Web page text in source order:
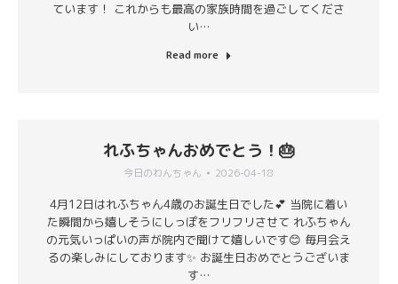
ています！ これからも最高の家族時間を過ごしてくださ
い…
Read more
れふちゃんおめでとう！🎂
今日のわんちゃん 2026-04-18
4月12日はれふちゃん4歳のお誕生日でした💕 当院に着い
た瞬間から嬉しそうにしっぽをフリフリさせて れふちゃん
の元気いっぱいの声が院内で聞けて嬉しいです😊 毎月会え
るの楽しみにしております✨ お誕生日おめでとうございま
す…